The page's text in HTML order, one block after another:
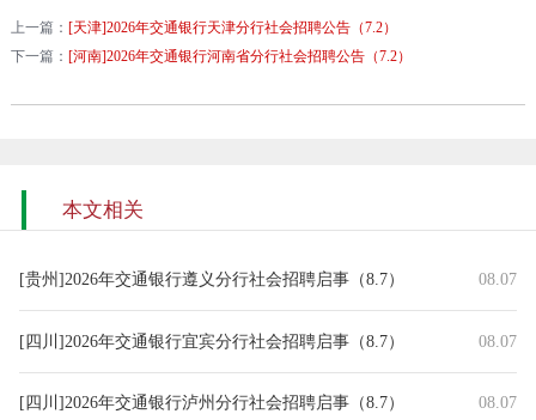
上一篇： [天津]2026年交通银行天津分行社会招聘公告（7.2）
下一篇： [河南]2026年交通银行河南省分行社会招聘公告（7.2）
本文相关
[贵州]2026年交通银行遵义分行社会招聘启事（8.7） 08.07
[四川]2026年交通银行宜宾分行社会招聘启事（8.7） 08.07
[四川]2026年交通银行泸州分行社会招聘启事（8.7） 08.07